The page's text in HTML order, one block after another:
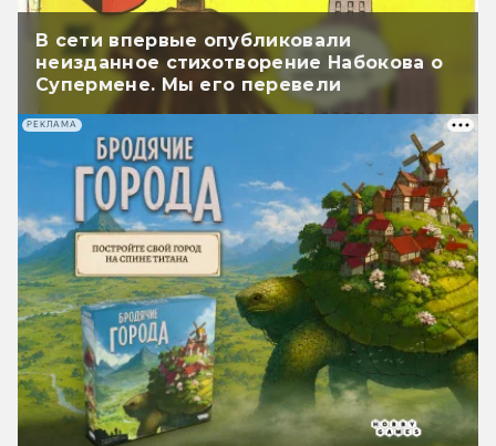
В сети впервые опубликовали
неизданное стихотворение Набокова о
Супермене. Мы его перевели
РЕКЛАМА